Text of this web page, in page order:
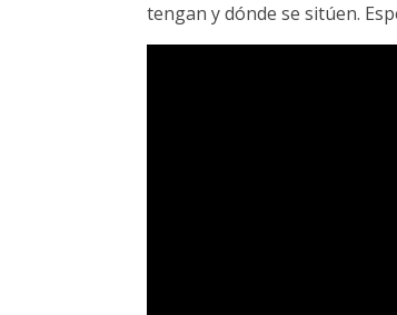
tengan y dónde se sitúen.